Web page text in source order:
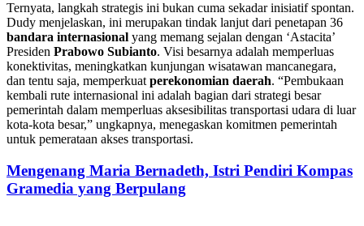
Ternyata, langkah strategis ini bukan cuma sekadar inisiatif spontan.
Dudy menjelaskan, ini merupakan tindak lanjut dari penetapan 36
bandara internasional yang memang sejalan dengan ‘Astacita’
Presiden Prabowo Subianto. Visi besarnya adalah memperluas
konektivitas, meningkatkan kunjungan wisatawan mancanegara,
dan tentu saja, memperkuat perekonomian daerah. “Pembukaan
kembali rute internasional ini adalah bagian dari strategi besar
pemerintah dalam memperluas aksesibilitas transportasi udara di luar
kota-kota besar,” ungkapnya, menegaskan komitmen pemerintah
untuk pemerataan akses transportasi.
Mengenang Maria Bernadeth, Istri Pendiri Kompas
Gramedia yang Berpulang